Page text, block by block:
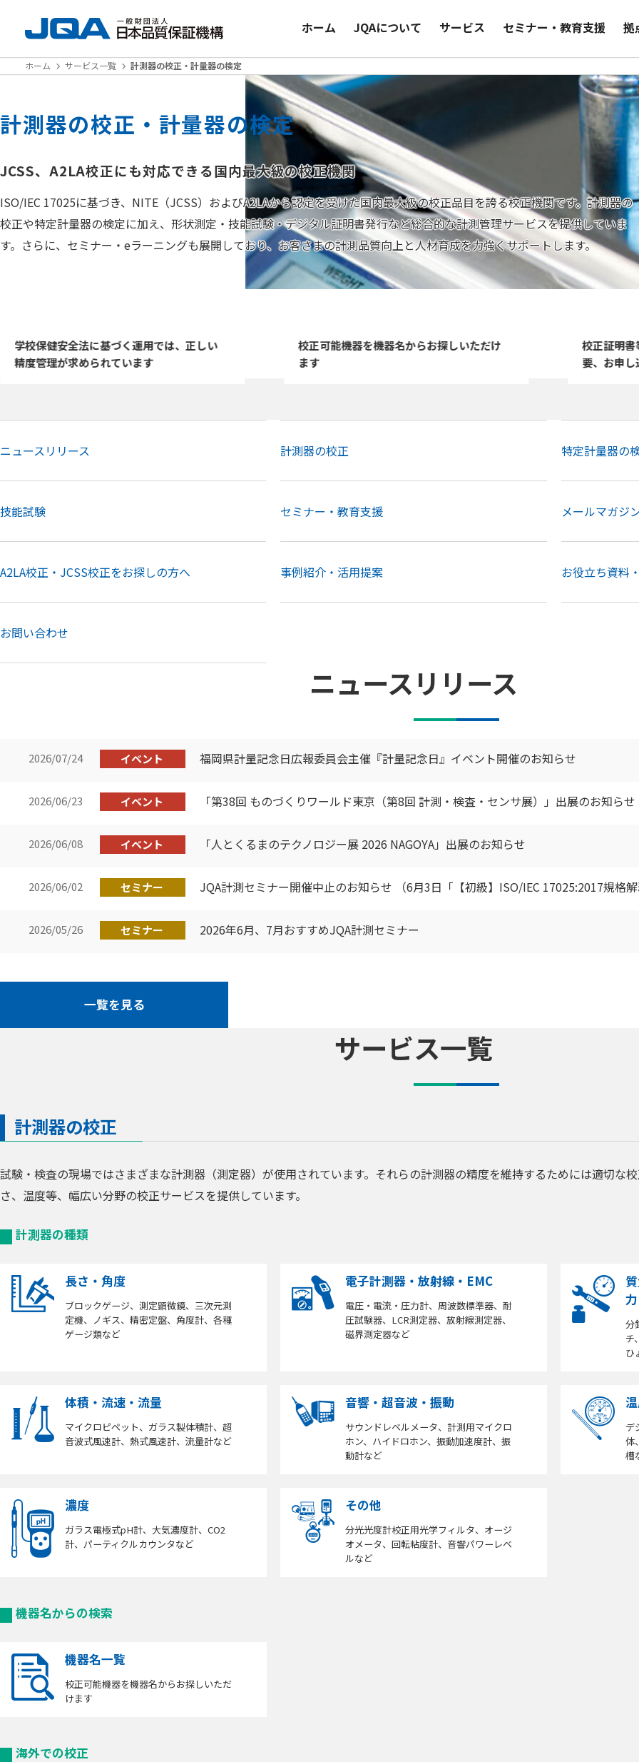
ホーム JQAについて サービス セミナー・教育支援 拠
ホーム サービス一覧 計測器の校正・計量器の検定
計測器の校正・計量器の検定
JCSS、A2LA校正にも対応できる国内最大級の校正機関
ISO/IEC 17025に基づき、NITE（JCSS）およびA2LAから認定を受けた国内最大級の校正品目を誇る校正機関です。計測器の
校正や特定計量器の検定に加え、形状測定・技能試験・デジタル証明書発行など総合的な計測管理サービスを提供していま
す。さらに、セミナー・eラーニングも展開しており、お客さまの計測品質向上と人材育成を力強くサポートします。
校正可能機器を機器名からお探しいただけ
ます
校正証明書等のデジタル発行サービスの概
要、お申し込みまでの流れ
参加組織
らして評
ニュースリリース 計測器の校正 特定計量器の
技能試験 セミナー・教育支援 メールマガジ
A2LA校正・JCSS校正をお探しの方へ 事例紹介・活用提案 お役立ち資料
お問い合わせ
ニュースリリース
2026/07/24 イベント 福岡県計量記念日広報委員会主催『計量記念日』イベント開催のお知らせ
2026/06/23 イベント 「第38回 ものづくりワールド東京（第8回 計測・検査・センサ展）」出展のお知らせ
2026/06/08 イベント 「人とくるまのテクノロジー展 2026 NAGOYA」出展のお知らせ
2026/06/02 セミナー JQA計測セミナー開催中止のお知らせ （6月3日「【初級】ISO/IEC 17025:2017規格
2026/05/26 セミナー 2026年6月、7月おすすめJQA計測セミナー
一覧を見る
サービス一覧
計測器の校正
試験・検査の現場ではさまざまな計測器（測定器）が使用されています。それらの計測器の精度を維持するためには適切な
さ、温度等、幅広い分野の校正サービスを提供しています。
計測器の種類
長さ・角度
ブロックゲージ、測定顕微鏡、三次元測
定機、ノギス、精密定盤、角度計、各種
ゲージ類など
電子計測器・放射線・EMC
電圧・電流・圧力計、周波数標準器、耐
圧試験器、LCR測定器、放射線測定器、
磁界測定器など
分
チ
ひ
体積・流速・流量
マイクロピペット、ガラス製体積計、超
音波式風速計、熱式風速計、流量計など
音響・超音波・振動
サウンドレベルメータ、計測用マイクロ
ホン、ハイドロホン、振動加速度計、振
動計など
デ
体
槽
濃度
ガラス電極式pH計、大気濃度計、CO2
計、パーティクルカウンタなど
その他
分光光度計校正用光学フィルタ、オージ
オメータ、回転粘度計、音響パワーレベ
ルなど
機器名からの検索
機器名一覧
校正可能機器を機器名からお探しいただ
けます
海外での校正